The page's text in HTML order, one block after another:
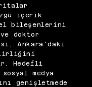
içerik
bileşenlerini
doktor
Ankara'daki
Hedefli
medya
genişletmede